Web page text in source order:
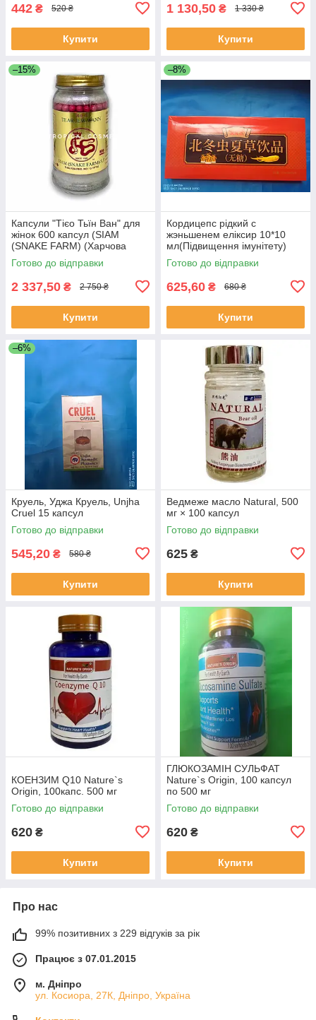
442 ₴ 520 ₴
Купити
1 130,50 ₴ 1 330 ₴
Купити
–15%
Капсули "Тієо Тьїн Ван" для
жінок 600 капсул (SIAM
(SNAKE FARM) (Харчова
добавка)
Готово до відправки
2 337,50 ₴ 2 750 ₴
Купити
–8%
Кордицепс рідкий с
жэньшенем еліксир 10*10
мл(Підвищення імунітету)
Готово до відправки
625,60 ₴ 680 ₴
Купити
–6%
Круель, Уджа Круель, Unjha
Cruel 15 капсул
Готово до відправки
545,20 ₴ 580 ₴
Купити
Ведмеже масло Natural, 500
мг × 100 капсул
Готово до відправки
625 ₴
Купити
КОЕНЗИМ Q10 Nature`s
Origin, 100капс. 500 мг
Готово до відправки
620 ₴
Купити
ГЛЮКОЗАМІН СУЛЬФАТ
Nature`s Origin, 100 капсул
по 500 мг
Готово до відправки
620 ₴
Купити
Про нас
99% позитивних з 229 відгуків за рік
Працює з 07.01.2015
м. Дніпро
ул. Косиора, 27К, Дніпро, Україна